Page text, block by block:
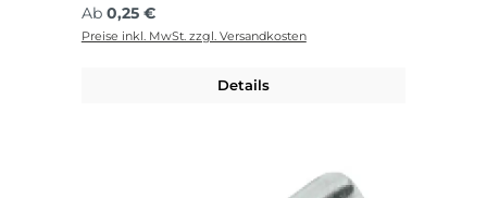
Regulärer Preis:
Ab 0,25 €
Preise inkl. MwSt. zzgl. Versandkosten
Details